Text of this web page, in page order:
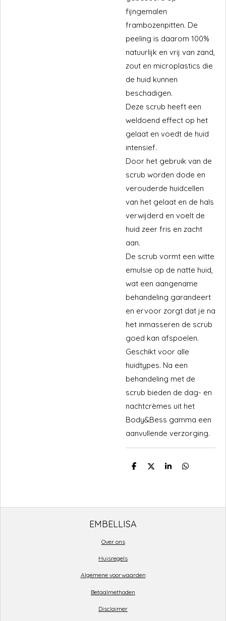
fijngemalen
frambozenpitten. De
peeling is daarom 100%
natuurlijk en vrij van zand,
zout en microplastics die
de huid kunnen
beschadigen.
Deze scrub heeft een
weldoend effect op het
gelaat en voedt de huid
intensief.
Door het gebruik van de
scrub worden dode en
verouderde huidcellen
van het gelaat en de hals
verwijderd en voelt de
huid zeer fris en zacht
aan.
De scrub vormt een witte
emulsie op de natte huid,
wat een aangename
behandeling garandeert
en ervoor zorgt dat je na
het inmasseren de scrub
goed kan afspoelen.
Geschikt voor alle
huidtypes. Na een
behandeling met de
scrub bieden de dag- en
nachtcrèmes uit het
Body&Bess gamma een
aanvullende verzorging.
D
D
S
D
EMBELLISA
Over ons
Huisregels
Algemene voorwaarden
Betaalmethoden
Disclaimer